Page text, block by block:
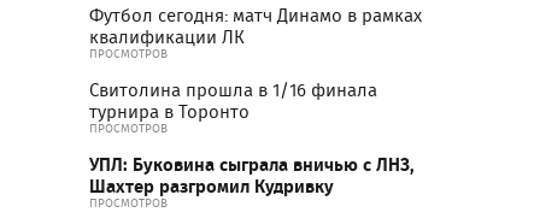
Футбол сегодня: матч Динамо в рамках
квалификации ЛК
ПРОСМОТРОВ
Свитолина прошла в 1/16 финала
турнира в Торонто
ПРОСМОТРОВ
УПЛ: Буковина сыграла вничью с ЛНЗ,
Шахтер разгромил Кудривку
ПРОСМОТРОВ